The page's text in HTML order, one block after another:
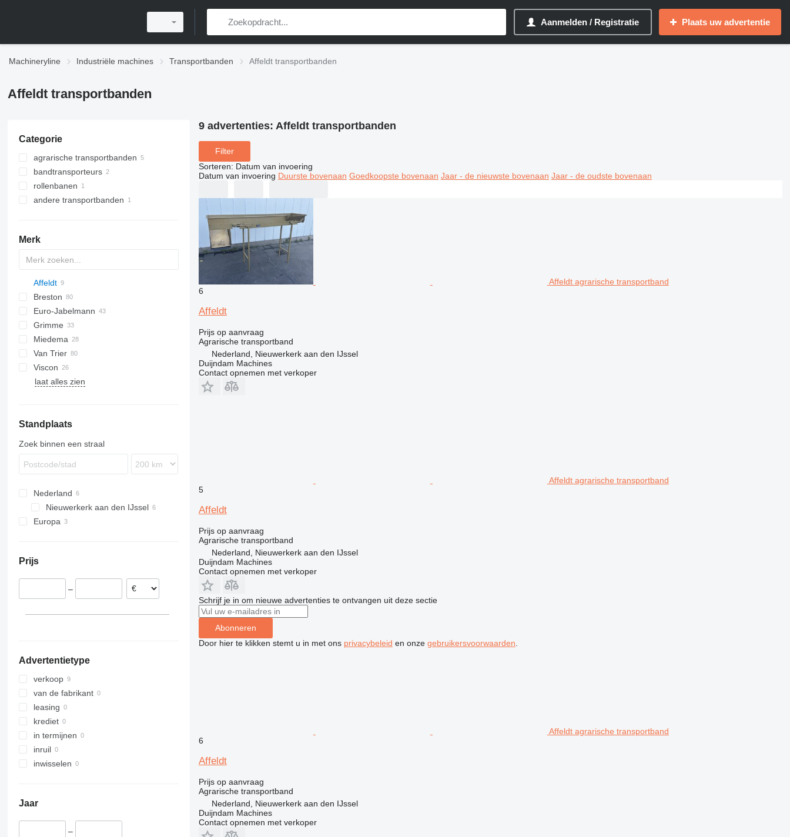
Aanmelden / Registratie Plaats uw advertentie
Machineryline Industriële machines Transportbanden Affeldt transportbanden
Affeldt transportbanden
Categorie
agrarische transportbanden
bandtransporteurs
rollenbanen
andere transportbanden
Merk
Affeldt
BM
Breston
Euro-Jabelmann
Grimme
SE
SL
Miedema
LBV
MC
SB
Van Trier
Viscon
W-series
laat alles zien
Standplaats
Zoek binnen een straal
Nederland
Nieuwerkerk aan den IJssel
Europa
Prijs
–
Advertentietype
verkoop
van de fabrikant
leasing
krediet
in termijnen
inruil
inwisselen
Jaar
–
9 advertenties: Affeldt transportbanden
Filter
Sorteren: Datum van invoering
Datum van invoering Duurste bovenaan Goedkoopste bovenaan Jaar - de nieuwste bovenaan Jaar - de oudste bovenaan
Affeldt agrarische transportband
6
Affeldt
Prijs op aanvraag
Agrarische transportband
Nederland, Nieuwerkerk aan den IJssel
Duijndam Machines
Contact opnemen met verkoper
Affeldt agrarische transportband
5
Affeldt
Prijs op aanvraag
Agrarische transportband
Nederland, Nieuwerkerk aan den IJssel
Duijndam Machines
Contact opnemen met verkoper
Schrijf je in om nieuwe advertenties te ontvangen uit deze sectie
Abonneren
Door hier te klikken stemt u in met ons privacybeleid en onze gebruikersvoorwaarden
Affeldt agrarische transportband
6
Affeldt
Prijs op aanvraag
Agrarische transportband
Nederland, Nieuwerkerk aan den IJssel
Duijndam Machines
Contact opnemen met verkoper